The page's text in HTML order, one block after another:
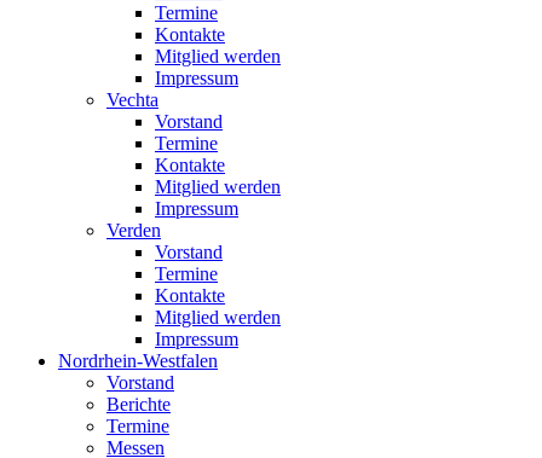
Termine
Kontakte
Mitglied werden
Impressum
Vechta
Vorstand
Termine
Kontakte
Mitglied werden
Impressum
Verden
Vorstand
Termine
Kontakte
Mitglied werden
Impressum
Nordrhein-Westfalen
Vorstand
Berichte
Termine
Messen